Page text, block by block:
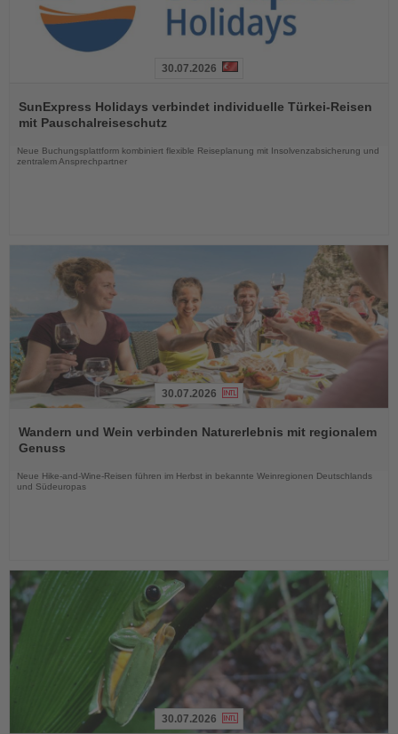
Sie
die
30.07.2026
SunExpress Holidays verbindet individuelle Türkei-Reisen
mit Pauschalreiseschutz
Neue Buchungsplattform kombiniert flexible Reiseplanung mit Insolvenzabsicherung und
zentralem Ansprechpartner
Sie
die
30.07.2026
Wandern und Wein verbinden Naturerlebnis mit regionalem
Genuss
Neue Hike-and-Wine-Reisen führen im Herbst in bekannte Weinregionen Deutschlands
und Südeuropas
30.07.2026